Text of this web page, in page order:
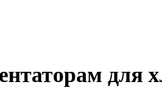
для